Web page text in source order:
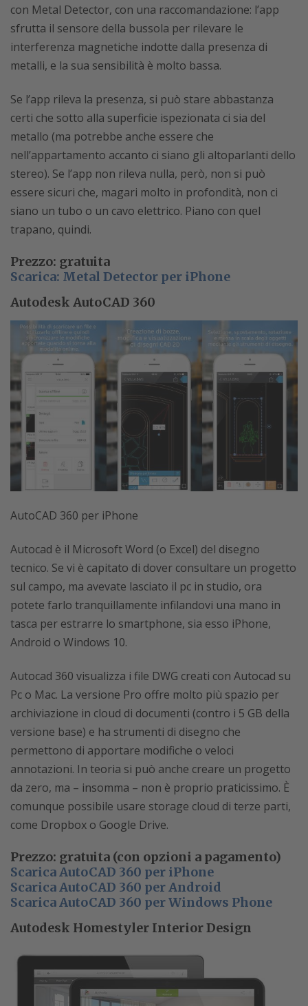
con Metal Detector, con una raccomandazione: l’app
sfrutta il sensore della bussola per rilevare le
interferenza magnetiche indotte dalla presenza di
metalli, e la sua sensibilità è molto bassa.
Se l’app rileva la presenza, si può stare abbastanza
certi che sotto alla superficie ispezionata ci sia del
metallo (ma potrebbe anche essere che
nell’appartamento accanto ci siano gli altoparlanti dello
stereo). Se l’app non rileva nulla, però, non si può
essere sicuri che, magari molto in profondità, non ci
siano un tubo o un cavo elettrico. Piano con quel
trapano, quindi.
Prezzo: gratuita
Scarica: Metal Detector per iPhone
Autodesk AutoCAD 360
AutoCAD 360 per iPhone
Autocad è il Microsoft Word (o Excel) del disegno
tecnico. Se vi è capitato di dover consultare un progetto
sul campo, ma avevate lasciato il pc in studio, ora
potete farlo tranquillamente infilandovi una mano in
tasca per estrarre lo smartphone, sia esso iPhone,
Android o Windows 10.
Autocad 360 visualizza i file DWG creati con Autocad su
Pc o Mac. La versione Pro offre molto più spazio per
archiviazione in cloud di documenti (contro i 5 GB della
versione base) e ha strumenti di disegno che
permettono di apportare modifiche o veloci
annotazioni. In teoria si può anche creare un progetto
da zero, ma – insomma – non è proprio praticissimo. È
comunque possibile usare storage cloud di terze parti,
come Dropbox o Google Drive.
Prezzo: gratuita (con opzioni a pagamento)
Scarica AutoCAD 360 per iPhone
Scarica AutoCAD 360 per Android
Scarica AutoCAD 360 per Windows Phone
Autodesk Homestyler Interior Design